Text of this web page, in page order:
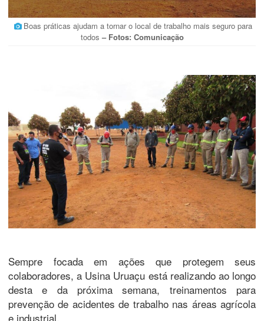
Boas práticas ajudam a tornar o local de trabalho mais seguro para
todos – Fotos: Comunicação
Sempre focada em ações que protegem seus
colaboradores, a Usina Uruaçu está realizando ao longo
desta e da próxima semana, treinamentos para
prevenção de acidentes de trabalho nas áreas agrícola
e industrial.